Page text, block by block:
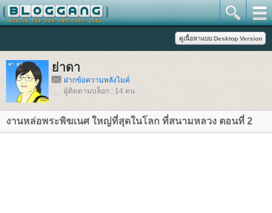
่าดา
ฝากข้อความหลังไมค์
ผู้ติดตามบล็อก : 14 คน
งานหล่อพระพิฆเนศ ใหญ่ที่สุดในโลก ที่สนามหลวง ตอนที่ 2